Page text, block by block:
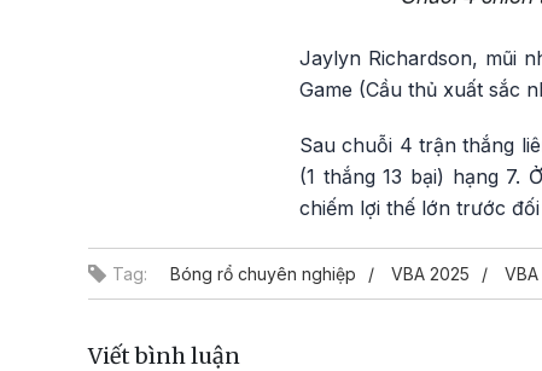
Jaylyn Richardson, mũi
Game (Cầu thủ xuất sắc
Sau chuỗi 4 trận thắng
(1 thắng 13 bại) hạng 7.
chiếm lợi thế lớn trước
Tag: Bóng rổ chuyên nghiệp VBA 2025
Viết bình luận